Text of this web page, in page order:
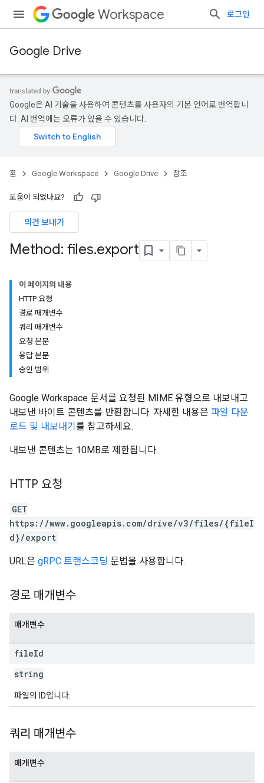
Workspace 로그인
Google Drive
Google은 AI 기술을 사용하여 콘텐츠를 사용자의 기본 언어로 번역합니
다. AI 번역에는 오류가 있을 수 있습니다.
홈 Google Workspace Google Drive 참조
도움이 되었나요?
의견 보내기
Method: files.export
이 페이지의 내용
HTTP 요청
경로 매개변수
쿼리 매개변수
요청 본문
응답 본문
승인 범위
Google Workspace 문서를 요청된 MIME 유형으로 내보내고
내보낸 바이트 콘텐츠를 반환합니다. 자세한 내용은 파일 다운
로드 및 내보내기 를 참고하세요.
내보낸 콘텐츠는 10MB로 제한됩니다.
HTTP 요청
GET
https://www.googleapis.com/drive/v3/files/{fileI
d}/export
URL은 gRPC 트랜스코딩 문법을 사용합니다.
경로 매개변수
매개변수
fileId
string
파일의 ID입니다.
쿼리 매개변수
매개변수